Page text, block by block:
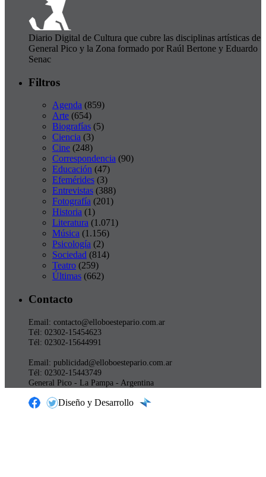
Diario Digital de Cultura que cubre las disciplinas artísticas de
General Pico y la Zona formado por Raúl Bertone y Eduardo
Senac
Filtros
Agenda (859)
Arte (654)
Biografías (5)
Ciencia (3)
Cine (248)
Correspondencia (90)
Educación (47)
Efemérides (3)
Entrevistas (388)
Fotografía (201)
Historia (1)
Literatura (1.071)
Música (1.156)
Psicología (2)
Sociedad (814)
Teatro (259)
Últimas (662)
Contacto
Email: contacto@elloboestepario.com.ar
Tél: 02302-15454623
Tél: 02302-15644991
Email: publicidad@elloboestepario.com.ar
Tél: 02302-15443749
General Pico - La Pampa - Argentina
Diseño y Desarrollo